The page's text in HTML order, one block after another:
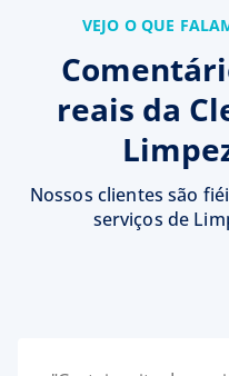
VEJO O QUE
reais da
Nossos clientes são
serviços de